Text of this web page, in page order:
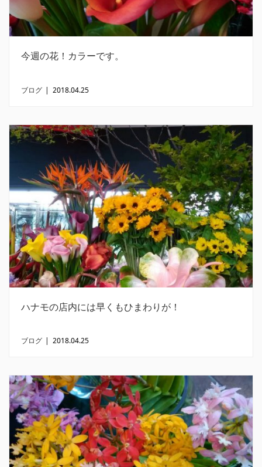
今週の花！カラーです。
ブログ | 2018.04.25
ハナモの店内には早くもひまわりが！
ブログ | 2018.04.25